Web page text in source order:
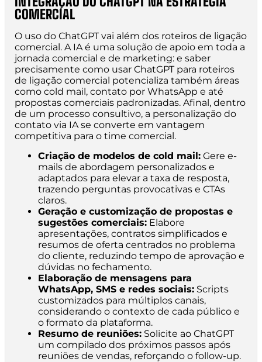
COMERCIAL
O uso do ChatGPT vai além dos roteiros de ligação
comercial. A IA é uma solução de apoio em toda a
jornada comercial e de marketing: e saber
precisamente como usar ChatGPT para roteiros
de ligação comercial potencializa também áreas
como cold mail, contato por WhatsApp e até
propostas comerciais padronizadas. Afinal, dentro
de um processo consultivo, a personalização do
contato via IA se converte em vantagem
competitiva para o time comercial.
Criação de modelos de cold mail: Gere e-
mails de abordagem personalizados e
adaptados para elevar a taxa de resposta,
trazendo perguntas provocativas e CTAs
claros.
Geração e customização de propostas e
sugestões comerciais: Elabore
apresentações, contratos simplificados e
resumos de oferta centrados no problema
do cliente, reduzindo tempo de aprovação e
dúvidas no fechamento.
Elaboração de mensagens para
WhatsApp, SMS e redes sociais: Scripts
customizados para múltiplos canais,
considerando o contexto de cada público e
o formato da plataforma.
Resumo de reuniões: Solicite ao ChatGPT
um compilado dos próximos passos após
reuniões de vendas, reforçando o follow-up.